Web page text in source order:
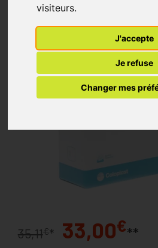
visiteurs.
J'accepte
Je refuse
Changer mes
35,11€* 33,00€**